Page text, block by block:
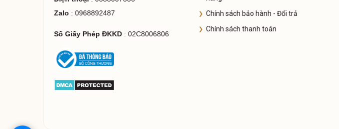
Zalo : 0968892487
Số Giấy Phép ĐKKD: 02C8006806
Chính sách bảo hành - Đổi trả
Chính sách thanh toán